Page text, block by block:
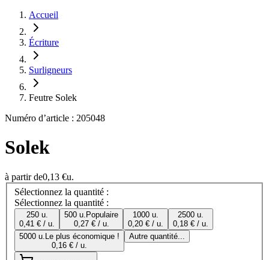
Accueil
Écriture
Surligneurs
Feutre Solek
Numéro d’article : 205048
Solek
à partir de0,13 €u.
Sélectionnez la quantité :
Sélectionnez la quantité :
250 u.
0,41 € / u.
500 u. Populaire
0,27 € / u.
1000 u.
0,20 € / u.
2500 u.
0,18 € / u.
5000 u. Le plus économique !
0,16 € / u.
Autre quantité...